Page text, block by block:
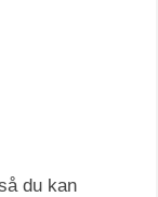
du kan